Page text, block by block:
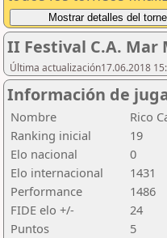
II Festival C.A. Mar
Última actualización17.06.2018
Información de
Nombre
Rico
Ranking inicial
19
Elo nacional
0
Elo internacional
1431
Performance
1486
FIDE elo +/-
24
Puntos
5